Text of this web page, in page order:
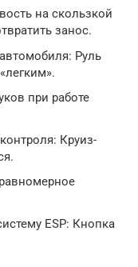
на скользкой
занос.
Руль
при работе
Круиз-
ESP: Кнопка